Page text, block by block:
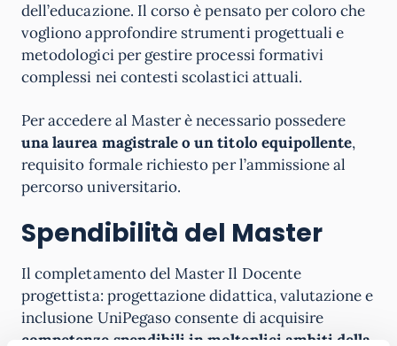
dell’educazione. Il corso è pensato per coloro che
vogliono approfondire strumenti progettuali e
metodologici per gestire processi formativi
complessi nei contesti scolastici attuali.
Per accedere al Master è necessario possedere
una laurea magistrale o un titolo equipollente,
requisito formale richiesto per l’ammissione al
percorso universitario.
Spendibilità del Master
Il completamento del Master Il Docente
progettista: progettazione didattica, valutazione e
inclusione UniPegaso consente di acquisire
competenze spendibili in molteplici ambiti della